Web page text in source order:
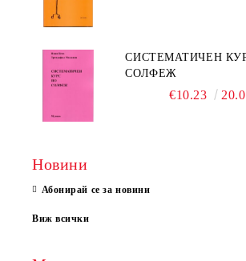
СИСТЕМАТИЧЕН
СОЛФЕЖ
€10.23
Новини
Абонирай се за новини
Виж всички